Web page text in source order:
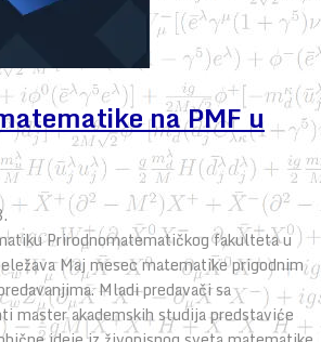
na PMF u
Prirodnomatematičkog fakulteta u
Maj mesec matematike prigodnim
Mladi predavači sa
master akademskih studija predstaviće